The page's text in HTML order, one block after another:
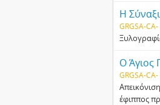
Η
GRGSA-
Ο Άγιος
GRGSA-
έφιππος